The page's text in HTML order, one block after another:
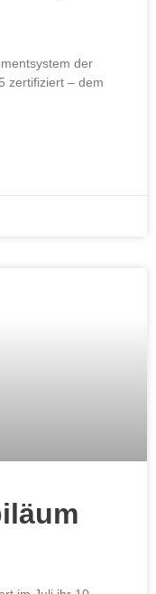
der
zertifiziert – dem